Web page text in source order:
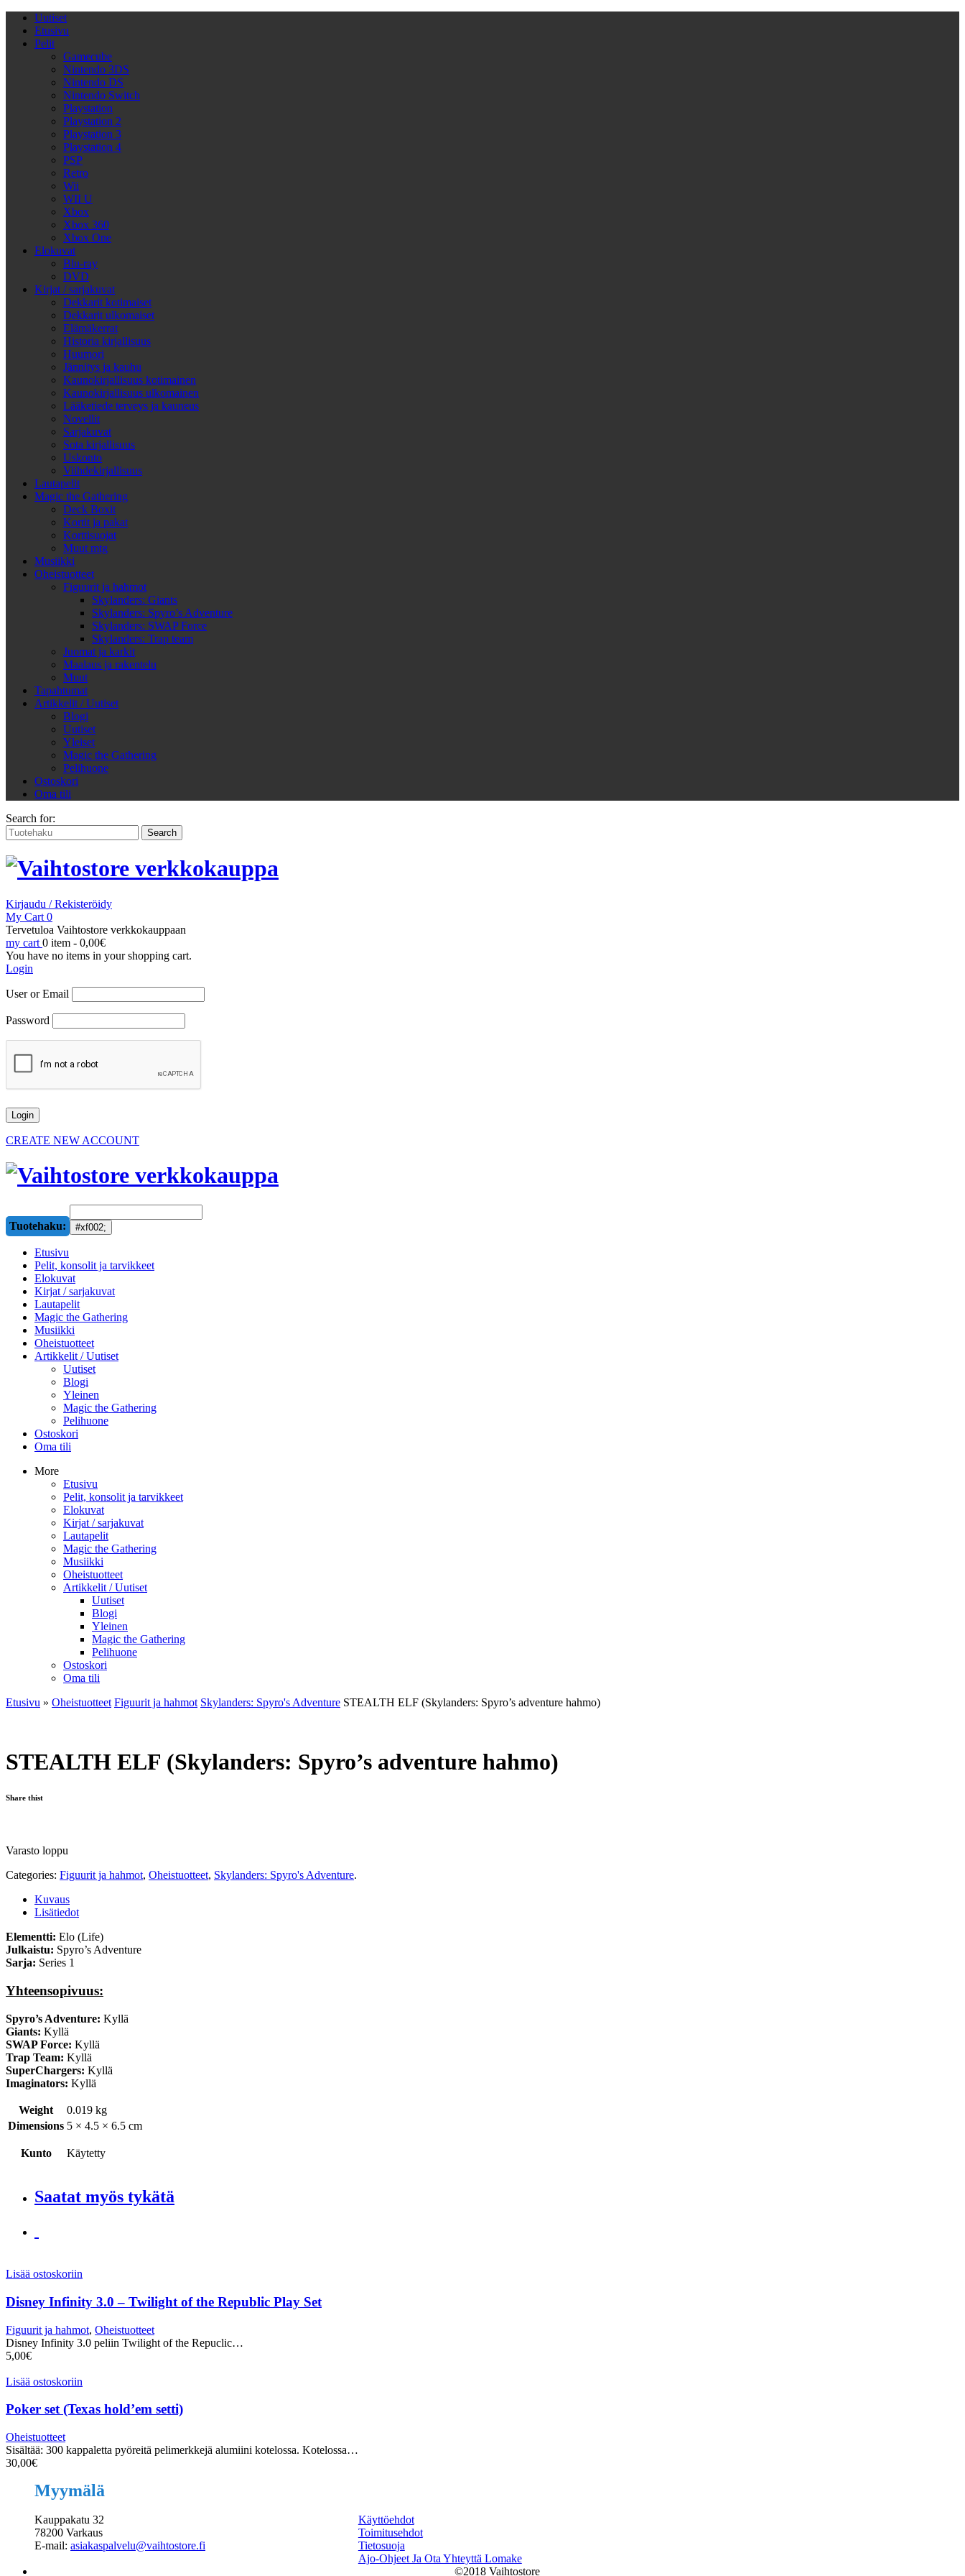
Uutiset
Etusivu
Pelit
Gamecube
Nintendo 3DS
Nintendo DS
Nintendo Switch
Playstation
Playstation 2
Playstation 3
Playstation 4
PSP
Retro
Wii
WII U
Xbox
Xbox 360
Xbox One
Elokuvat
Blu-ray
DVD
Kirjat / sarjakuvat
Dekkarit kotimaiset
Dekkarit ulkomaiset
Elämäkerrat
Historia kirjallisuus
Huumori
Jännitys ja kauhu
Kaunokirjallisuus kotimainen
Kaunokirjallisuus ulkomainen
Lääketiede terveys ja kauneus
Novellit
Sarjakuvat
Sota kirjallisuus
Uskonto
Viihdekirjallisuus
Lautapelit
Magic the Gathering
Deck Boxit
Kortit ja pakat
Korttisuojat
Muut mtg
Musiikki
Oheistuotteet
Figuurit ja hahmot
Skylanders: Giants
Skylanders: Spyro’s Adventure
Skylanders: SWAP Force
Skylanders: Trap team
Juomat ja karkit
Maalaus ja rakentelu
Muut
Tapahtumat
Artikkelit / Uutiset
Blogi
Uutiset
Yleiset
Magic the Gathering
Pelihuone
Ostoskori
Oma tili
Search for:
Kirjaudu / Rekisteröidy
My Cart 0
Tervetuloa Vaihtostore verkkokauppaan
my cart 0 item - 0,00€
You have no items in your shopping cart.
Login
User or Email
Password
CREATE NEW ACCOUNT
Tuotehaku:
Etusivu
Pelit, konsolit ja tarvikkeet
Elokuvat
Kirjat / sarjakuvat
Lautapelit
Magic the Gathering
Musiikki
Oheistuotteet
Artikkelit / Uutiset
Uutiset
Blogi
Yleinen
Magic the Gathering
Pelihuone
Ostoskori
Oma tili
More
Etusivu
Pelit, konsolit ja tarvikkeet
Elokuvat
Kirjat / sarjakuvat
Lautapelit
Magic the Gathering
Musiikki
Oheistuotteet
Artikkelit / Uutiset
Uutiset
Blogi
Yleinen
Magic the Gathering
Pelihuone
Ostoskori
Oma tili
Etusivu » Oheistuotteet Figuurit ja hahmot Skylanders: Spyro's Adventure STEALTH ELF (Skylanders: Spyro’s adventure hahmo)
STEALTH ELF (Skylanders: Spyro’s adventure hahmo)
Share thist
Varasto loppu
Categories: Figuurit ja hahmot, Oheistuotteet, Skylanders: Spyro's Adventure.
Kuvaus
Lisätiedot
Elementti: Elo (Life)
Julkaistu: Spyro’s Adventure
Sarja: Series 1
Yhteensopivuus:
Spyro’s Adventure: Kyllä
Giants: Kyllä
SWAP Force: Kyllä
Trap Team: Kyllä
SuperChargers: Kyllä
Imaginators: Kyllä
Weight
0.019 kg
Dimensions 5 × 4.5 × 6.5 cm
Kunto Käytetty
Saatat myös tykätä
Lisää ostoskoriin
Disney Infinity 3.0 – Twilight of the Republic Play Set
Figuurit ja hahmot, Oheistuotteet
Disney Infinity 3.0 peliin Twilight of the Repuclic…
5,00€
Lisää ostoskoriin
Poker set (Texas hold’em setti)
Oheistuotteet
Sisältää: 300 kappaletta pyöreitä pelimerkkejä alumiini kotelossa. Kotelossa…
30,00€
Myymälä
Kauppakatu 32
78200 Varkaus
E-mail: asiakaspalvelu@vaihtostore.fi
Käyttöehdot
Toimitusehdot
Tietosuoja
Ajo-Ohjeet Ja Ota Yhteyttä Lomake
©2018 Vaihtostore